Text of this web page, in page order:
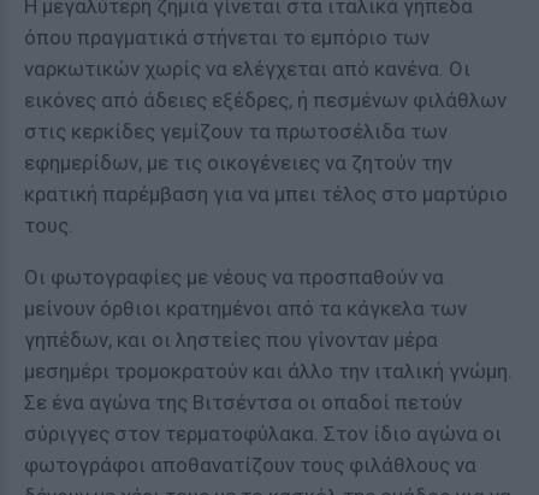
Η μεγαλύτερη ζημιά γίνεται στα ιταλικά γήπεδα
όπου πραγματικά στήνεται το εμπόριο των
ναρκωτικών χωρίς να ελέγχεται από κανένα. Οι
εικόνες από άδειες εξέδρες, ή πεσμένων φιλάθλων
στις κερκίδες γεμίζουν τα πρωτοσέλιδα των
εφημερίδων, με τις οικογένειες να ζητούν την
κρατική παρέμβαση για να μπει τέλος στο μαρτύριο
τους.
Οι φωτογραφίες με νέους να προσπαθούν να
μείνουν όρθιοι κρατημένοι από τα κάγκελα των
γηπέδων, και οι ληστείες που γίνονταν μέρα
μεσημέρι τρομοκρατούν και άλλο την ιταλική γνώμη.
Σε ένα αγώνα της Βιτσέντσα οι οπαδοί πετούν
σύριγγες στον τερματοφύλακα. Στον ίδιο αγώνα οι
φωτογράφοι αποθανατίζουν τους φιλάθλους να